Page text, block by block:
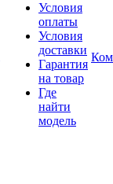
Условия
оплаты
Условия
доставки
Гарантия
на товар
Где
найти
модель